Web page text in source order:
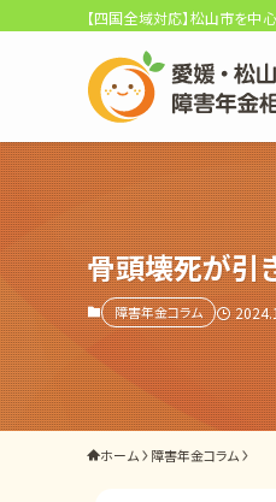
選ばれる3つの理由
初回相談料0円・
サポート料金
県内 No.1 の豊富
ご相談事例を
外出困難でもOK
【四国全域対応】松山市を中
骨頭壊死が引
障害年金コラム
ホーム 障害年金コラム